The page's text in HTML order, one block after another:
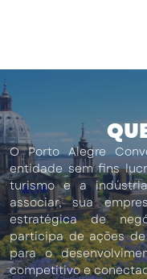
O Porto Alegre
entidade sem fins
turismo e a
associar, sua
estratégica de
participa de ações
para o
competitivo e